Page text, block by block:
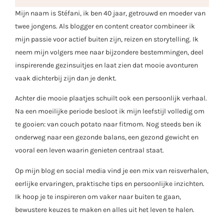
Mijn naam is Stéfani, ik ben 40 jaar, getrouwd en moeder van
twee jongens. Als blogger en content creator combineer ik
mijn passie voor actief buiten zijn, reizen en storytelling. Ik
neem mijn volgers mee naar bijzondere bestemmingen, deel
inspirerende gezinsuitjes en laat zien dat mooie avonturen
vaak dichterbij zijn dan je denkt.
Achter die mooie plaatjes schuilt ook een persoonlijk verhaal.
Na een moeilijke periode besloot ik mijn leefstijl volledig om
te gooien: van couch potato naar fitmom. Nog steeds ben ik
onderweg naar een gezonde balans, een gezond gewicht en
vooral een leven waarin genieten centraal staat.
Op mijn blog en social media vind je een mix van reisverhalen,
eerlijke ervaringen, praktische tips en persoonlijke inzichten.
Ik hoop je te inspireren om vaker naar buiten te gaan,
bewustere keuzes te maken en alles uit het leven te halen.